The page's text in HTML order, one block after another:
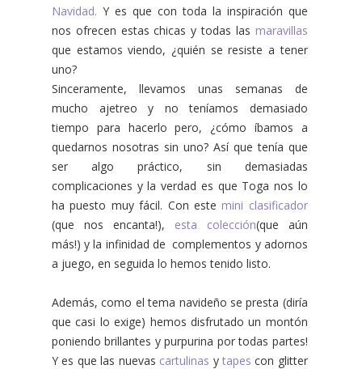
Navidad. Y es que con toda la inspiración que
nos ofrecen estas chicas y todas las maravillas
que estamos viendo, ¿quién se resiste a tener
uno?
Sinceramente, llevamos unas semanas de
mucho ajetreo y no teníamos demasiado
tiempo para hacerlo pero, ¿cómo íbamos a
quedarnos nosotras sin uno? Así que tenía que
ser algo práctico, sin demasiadas
complicaciones y la verdad es que Toga nos lo
ha puesto muy fácil. Con este mini clasificador
(que nos encanta!), esta colección(que aún
más!) y la infinidad de complementos y adornos
a juego, en seguida lo hemos tenido listo.
Además, como el tema navideño se presta (diría
que casi lo exige) hemos disfrutado un montón
poniendo brillantes y purpurina por todas partes!
Y es que las nuevas cartulinas ytapescon glitter